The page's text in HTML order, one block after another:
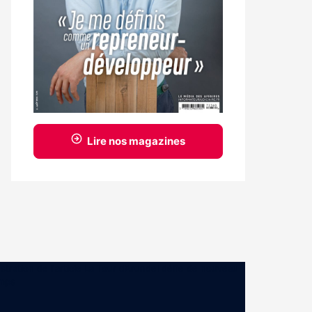
Lire nos magazines